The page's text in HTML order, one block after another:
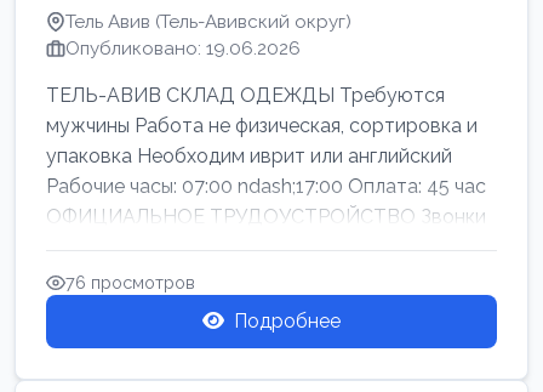
Тель Авив (Тель-Авивский округ)
Опубликовано: 19.06.2026
ТЕЛЬ-АВИВ СКЛАД ОДЕЖДЫ Требуются
мужчины Работа не физическая, сортировка и
упаковка Необходим иврит или английский
Рабочие часы: 07:00 ndash;17:00 Оплата: 45 час
ОФИЦИАЛЬНОЕ ТРУДОУСТРОЙСТВО Звонки
76 просмотров
Подробнее